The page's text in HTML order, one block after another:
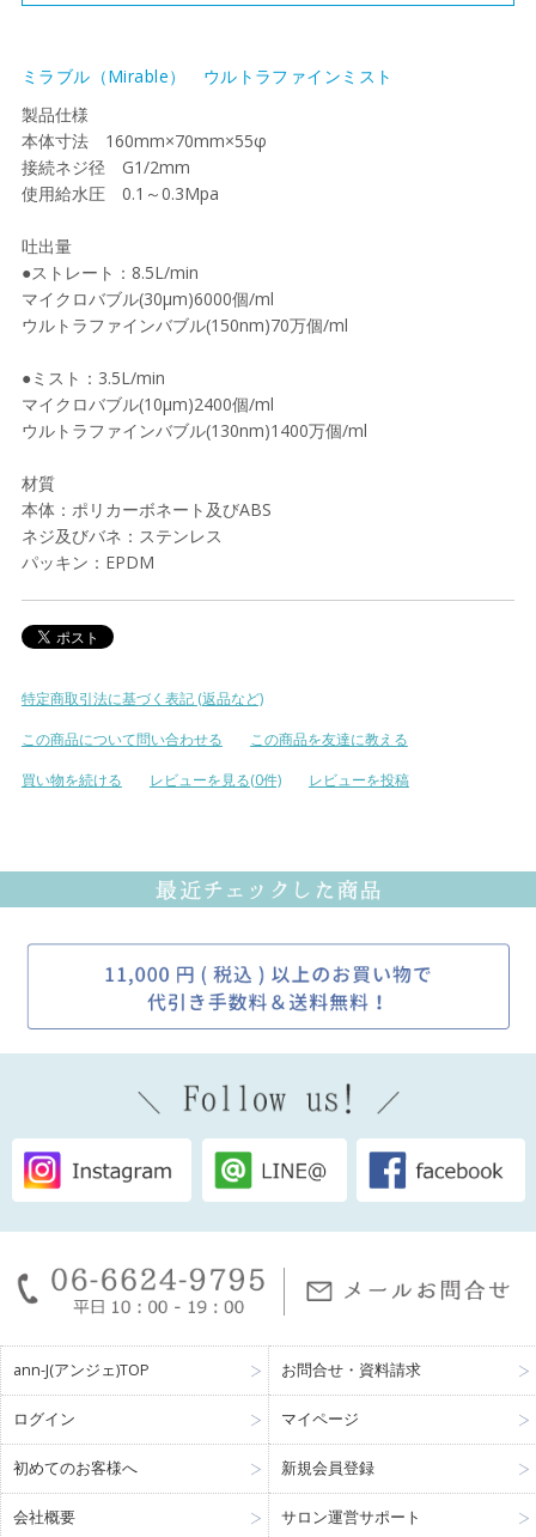
ミラブル（Mirable） ウルトラファインミスト
製品仕様
本体寸法 160mm×70mm×55φ
接続ネジ径 G1/2mm
使用給水圧 0.1～0.3Mpa
吐出量
●ストレート：8.5L/min
マイクロバブル(30μm)6000個/ml
ウルトラファインバブル(150nm)70万個/ml
●ミスト：3.5L/min
マイクロバブル(10μm)2400個/ml
ウルトラファインバブル(130nm)1400万個/ml
材質
本体：ポリカーボネート及びABS
ネジ及びバネ：ステンレス
パッキン：EPDM
特定商取引法に基づく表記 (返品など)
この商品について問い合わせる
この商品を友達に教える
買い物を続ける
レビューを見る(0件) レビューを投稿
ann-J(アンジェ)TOP お問合せ・資料請求
ログイン マイページ
初めてのお客様へ 新規会員登録
会社概要 サロン運営サポート